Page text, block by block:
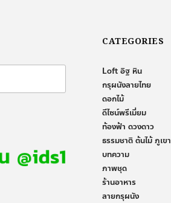
CATEGORIES
Loft อิฐ หิน
กรุผนังลายไทย
ดอกไม้
ดีไซน์พรีเมี่ยม
ท้องฟ้า ดวงดาว
ธรรมชาติ ต้นไม้ ภูเขา
บทความ
ภาพชุด
ร้านอาหาร
ลายกรุผนัง